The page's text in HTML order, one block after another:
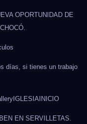
OPORTUNIDAD DE
días, si tienes un trabajo
IGLESIAINICIO
EN SERVILLETAS.